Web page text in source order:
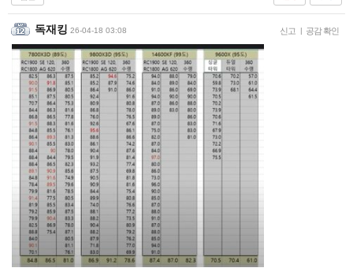
독재킹 26-04-18 03:08 신고 | 공감 확인